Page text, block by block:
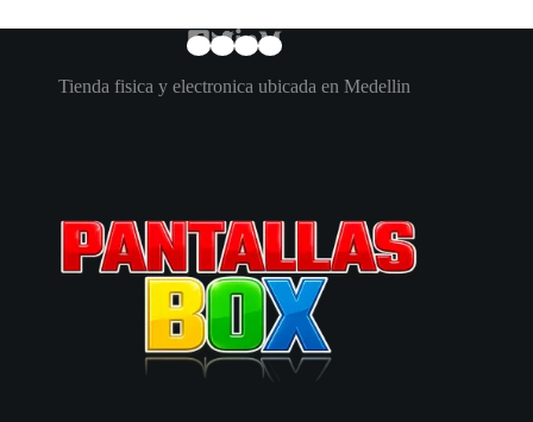
Tienda fisica y electronica ubicada en Medellin